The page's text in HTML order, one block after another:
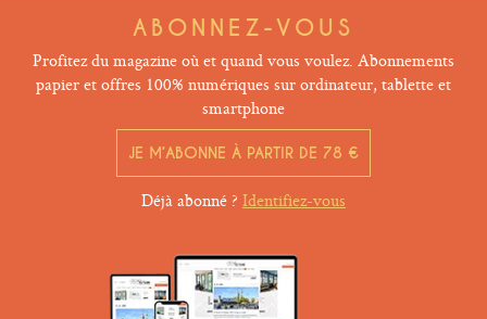
ABONNEZ-VOUS
Profitez du magazine où et quand vous voulez. Abonnements
papier et offres 100% numériques sur ordinateur, tablette et
smartphone
JE M’ABONNE À PARTIR DE 78 €
Déjà abonné ? Identifiez-vous